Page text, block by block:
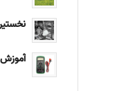
آموزش